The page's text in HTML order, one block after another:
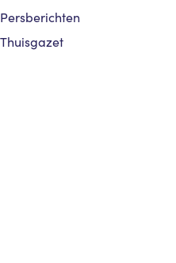
Persberichten
Thuisgazet